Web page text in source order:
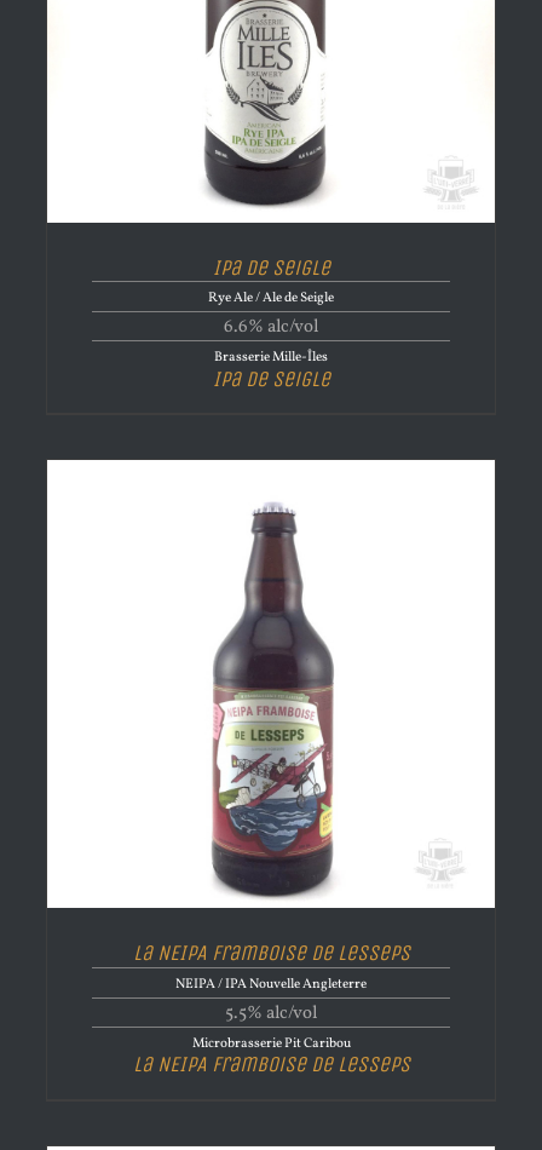
Ipa de Seigle
Rye Ale / Ale de Seigle
6.6% alc/vol
Brasserie Mille-Îles
Ipa de Seigle
La NEIPA Framboise de Lesseps
NEIPA / IPA Nouvelle Angleterre
5.5% alc/vol
Microbrasserie Pit Caribou
La NEIPA Framboise de Lesseps